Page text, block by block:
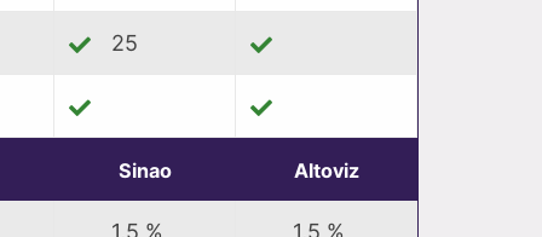
25
Sinao Altoviz
1,5 %
1,5 %